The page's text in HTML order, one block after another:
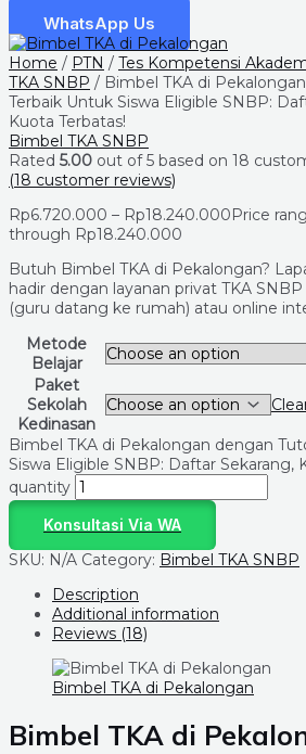
WhatsApp Us
Home / PTN / Tes Kompetensi
TKA SNBP / Bimbel TKA di
Terbaik Untuk Siswa Eligible SNBP:
Kuota Terbatas!
Bimbel TKA SNBP
Rated 5.00 out of 5 based on 18
(18 customer reviews)
Rp6.720.000 – Rp18.240.000Price
through Rp18.240.000
Butuh Bimbel TKA di Pekalongan?
hadir dengan layanan privat TKA
(guru datang ke rumah) atau online
Metode
Belajar
Paket
Sekolah
Kedinasan
Bimbel TKA di Pekalongan dengan
Siswa Eligible SNBP: Daftar Sekarang,
quantity
Konsultasi Via WA
SKU: N/A Category: Bimbel TKA SNBP
Description
Additional information
Reviews (18)
Bimbel TKA di Pekalongan
Bimbel TKA di